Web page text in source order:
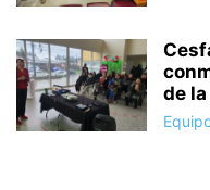
de